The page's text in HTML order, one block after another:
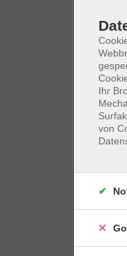
Ihr
von